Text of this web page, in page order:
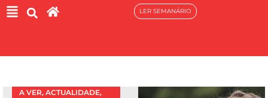
LER SEMANÁRIO
A VER, ACTUALIDADE,